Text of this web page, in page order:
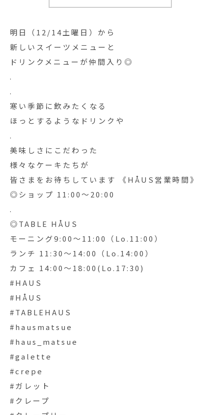
明日（12/14土曜日）から
新しいスイーツメニューと
ドリンクメニューが仲間入り◎
.
.
寒い季節に飲みたくなる
ほっとするようなドリンクや
.
美味しさにこだわった
様々なケーキたちが
皆さまをお待ちしています️ 《HÅUS営業時間》
◎ショップ 11:00〜20:00
.
◎TABLE HÅUS
モーニング9:00〜11:00（Lo.11:00）
ランチ 11:30〜14:00（Lo.14:00）
カフェ 14:00〜18:00(Lo.17:30)
#HAUS
#HÅUS
#TABLEHAUS
#hausmatsue
#haus_matsue
#galette
#crepe
#ガレット
#クレープ